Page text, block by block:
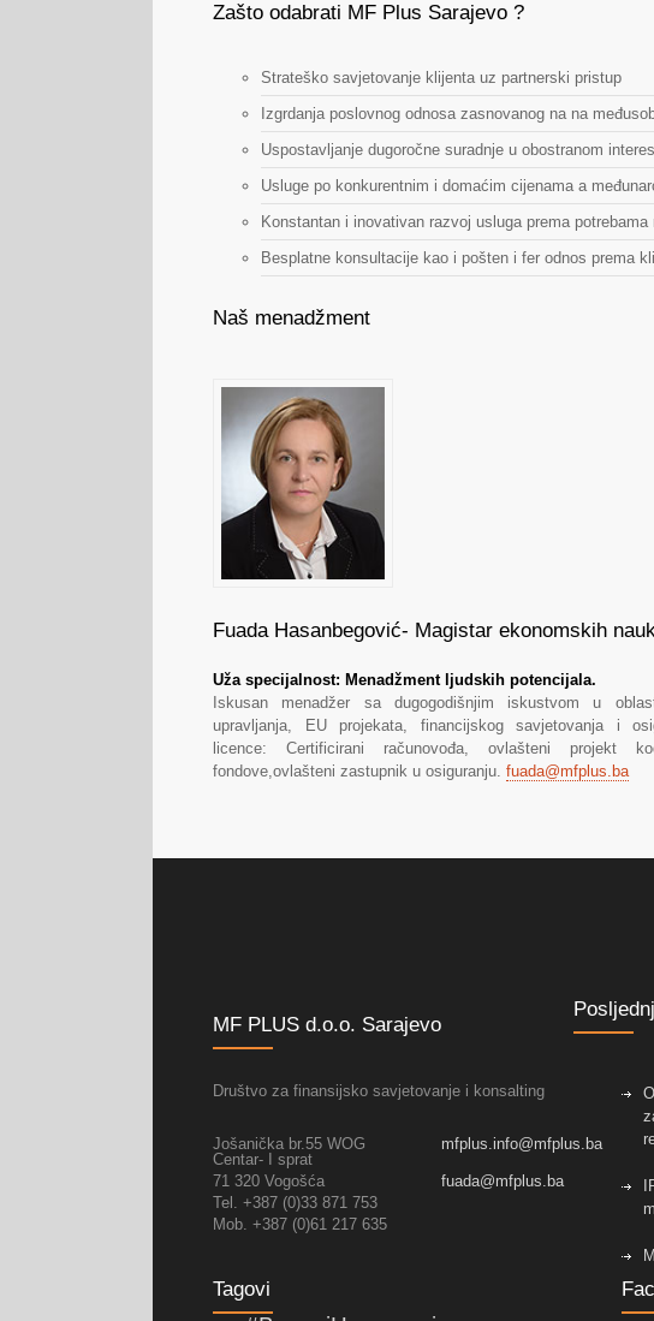
Zašto odabrati MF Plus Sarajevo ?
Strateško savjetovanje klijenta uz partnerski pristup
Izgrdanja poslovnog odnosa zasnovanog na na
Uspostavljanje dugoročne suradnje u obostranom
Usluge po konkurentnim i domaćim cijenama a
Konstantan i inovativan razvoj usluga prema potrebama
Besplatne konsultacije kao i pošten i fer odnos prema
Naš menadžment
Fuada Hasanbegović- Magistar ekonomskih
Uža specijalnost: Menadžment ljudskih potencijala.
Iskusan menadžer sa dugogodišnjim iskustvom u
upravljanja, EU projekata, financijskog savjetovanja i
licence: Certificirani računovođa, ovlašteni projekt
fondove,ovlašteni zastupnik u osiguranju. fuada@mfplus.ba
MF PLUS d.o.o. Sarajevo
Društvo za finansijsko savjetovanje i konsalting
Jošanička br.55 WOG
Centar- I sprat
mfplus.info@mfplus.ba
71 320 Vogošća
fuada@mfplus.ba
Tel. +387 (0)33 871 753
Mob. +387 (0)61 217 635
Tagovi